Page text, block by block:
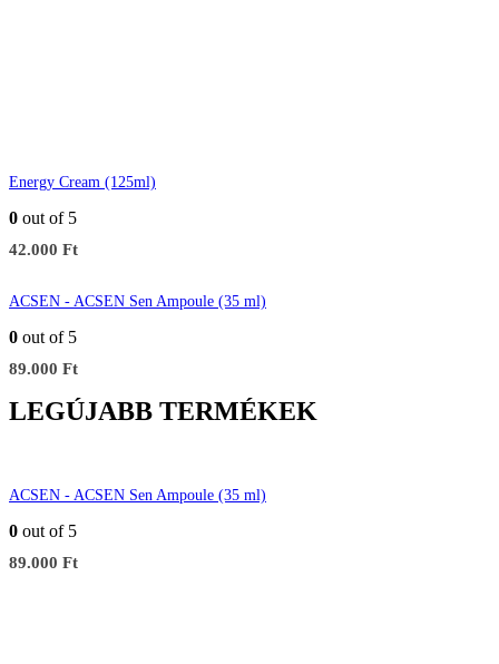
Energy Cream (125ml)
0 out of 5
42.000 Ft
ACSEN - ACSEN Sen Ampoule (35 ml)
0 out of 5
89.000 Ft
LEGÚJABB TERMÉKEK
ACSEN - ACSEN Sen Ampoule (35 ml)
0 out of 5
89.000 Ft